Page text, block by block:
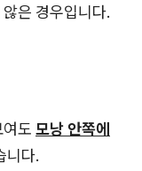
은 경우입니다.
도 모낭 안쪽에
니다.